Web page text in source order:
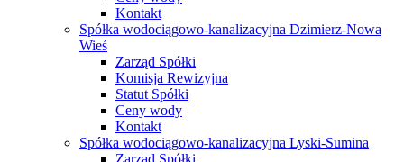
Kontakt
Spółka wodociągowo-kanalizacyjna Dzimierz-Nowa
Wieś
Zarząd Spółki
Komisja Rewizyjna
Statut Spółki
Ceny wody
Kontakt
Spółka wodociągowo-kanalizacyjna Lyski-Sumina
Zarząd Spółki